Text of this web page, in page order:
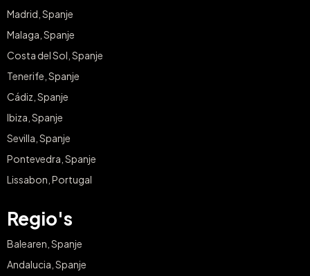
Madrid, Spanje
Malaga, Spanje
Costa del Sol, Spanje
Tenerife, Spanje
Cádiz, Spanje
Ibiza, Spanje
Sevilla, Spanje
Pontevedra, Spanje
Lissabon, Portugal
Regio's
Balearen, Spanje
Andalucia, Spanje